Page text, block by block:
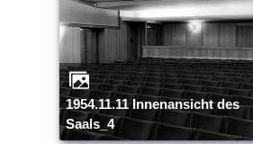
1954.11.11 Innenansicht des
Saals_4